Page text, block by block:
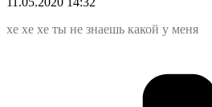
хе хе хе ты не знаешь какой у меня